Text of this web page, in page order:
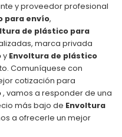
y proveedor profesional
para envío,
de plástico para
marca privada
y Envoltura de plástico
Comuníquese con
cotización para
, vamos a responder de una
más bajo de Envoltura
a ofrecerle un mejor